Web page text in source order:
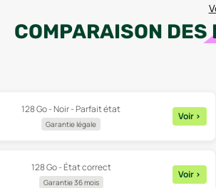
COMPARAISON DES
128 Go - Noir - Parfait état
Garantie légale
Voir >
128 Go - État correct
Garantie 36 mois
Voir >